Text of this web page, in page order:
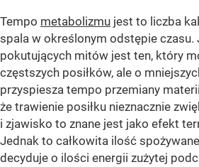
Tempo metabolizmu jest to liczba
spala w określonym odstępie czasu.
pokutujących mitów jest ten, który
częstszych posiłków, ale o
przyspiesza tempo przemiany
że trawienie posiłku nieznacznie
i zjawisko to znane jest jako efekt
Jednak to całkowita ilość
decyduje o ilości energii zużytej